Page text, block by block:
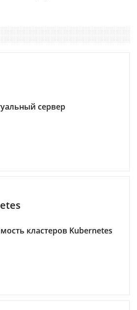
сервер
кластеров Kubernetes